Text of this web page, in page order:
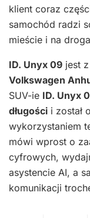
klient coraz
samochód radzi
mieście i na
ID. Unyx 09 jest
Volkswagen
SUV-ie ID. Unyx
długości i został
wykorzystaniem
mówi wprost o
cyfrowych,
asystencie AI, a
komunikacji